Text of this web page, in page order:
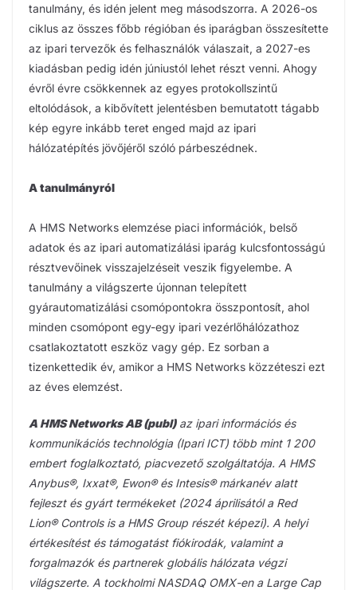
tanulmány, és idén jelent meg másodszorra. A 2026-os
ciklus az összes főbb régióban és iparágban összesítette
az ipari tervezők és felhasználók válaszait, a 2027-es
kiadásban pedig idén júniustól lehet részt venni. Ahogy
évről évre csökkennek az egyes protokollszintű
eltolódások, a kibővített jelentésben bemutatott tágabb
kép egyre inkább teret enged majd az ipari
hálózatépítés jövőjéről szóló párbeszédnek.
A tanulmányról
A HMS Networks elemzése piaci információk, belső
adatok és az ipari automatizálási iparág kulcsfontosságú
résztvevőinek visszajelzéseit veszik figyelembe. A
tanulmány a világszerte újonnan telepített
gyárautomatizálási csomópontokra összpontosít, ahol
minden csomópont egy-egy ipari vezérlőhálózathoz
csatlakoztatott eszköz vagy gép. Ez sorban a
tizenkettedik év, amikor a HMS Networks közzéteszi ezt
az éves elemzést.
A HMS Networks AB (publ)az ipari információs és
kommunikációs technológia (Ipari ICT) több mint 1 200
embert foglalkoztató, piacvezető szolgáltatója. A HMS
Anybus®, Ixxat®, Ewon® és Intesis® márkanév alatt
fejleszt és gyárt termékeket (2024 áprilisától a Red
Lion® Controls is a HMS Group részét képezi). A helyi
értékesítést és támogatást fiókirodák, valamint a
forgalmazók és partnerek globális hálózata végzi
világszerte. A tockholmi NASDAQ OMX-en a Large Cap